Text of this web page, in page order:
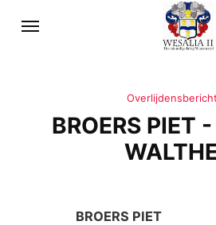
BROERS PIET
BROERS PIET